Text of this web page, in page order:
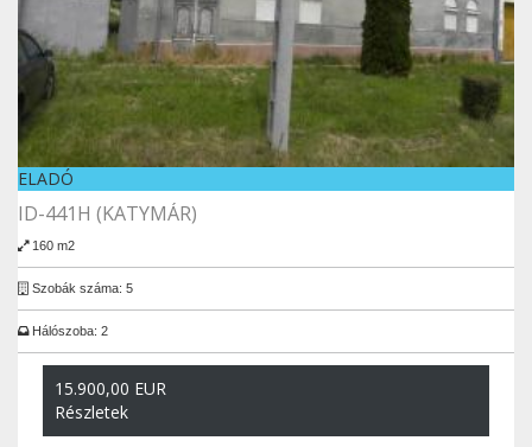
ELADÓ
ID-441H (KATYMÁR)
160 m2
Szobák száma: 5
Hálószoba: 2
15.900,00 EUR
Részletek